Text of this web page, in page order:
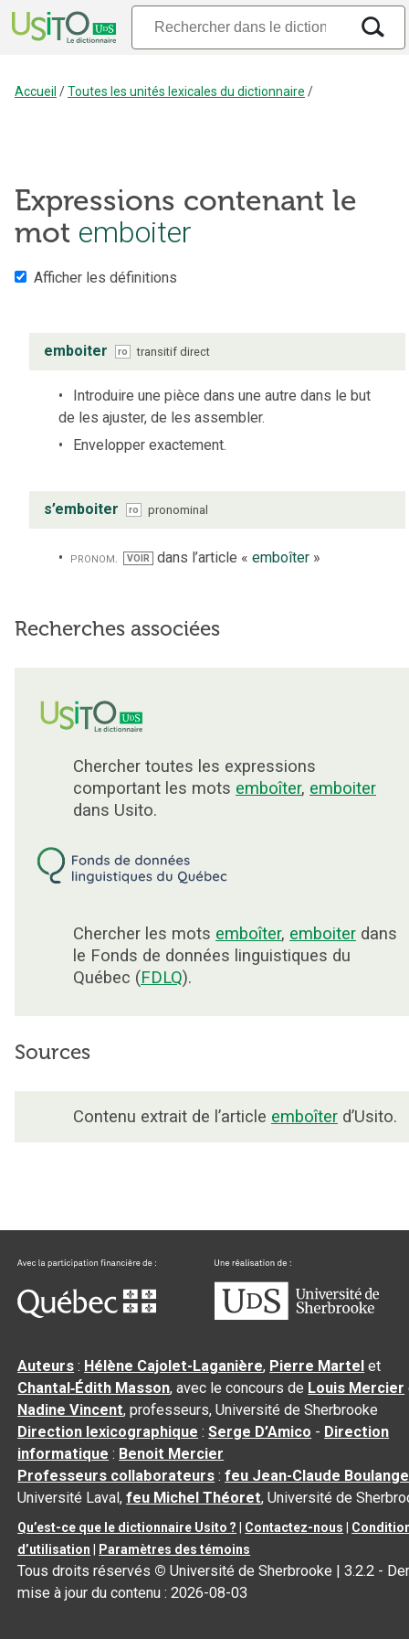
Accueil /Toutes les unités lexicales du dictionnaire /
Expressions contenant le
mot emboiter
Afficher les définitions
emboiter ro transitif direct
Introduire une pièce dans une autre dans le but
de les ajuster, de les assembler.
Envelopper exactement.
s’emboiter ro pronominal
pronom. VOIR dans l’article « emboîter»
Recherches associées
Chercher toutes les expressions
comportant les mots emboîter, emboiter
dans Usito.
Chercher les mots emboîter, emboiter dans
le Fonds de données linguistiques du
Québec (FDLQ).
Sources
Contenu extrait de l’article emboîter d’Usito.
Auteurs : Hélène Cajolet-Laganière, Pierre Martel et
Chantal‑Édith Masson, avec le concours de Louis Mercier
Nadine Vincent, professeurs, Université de Sherbrooke
Direction lexicographique :Serge D’Amico - Direction
informatique : Benoit Mercier
Professeurs collaborateurs :feu Jean-Claude
Université Laval,feu Michel Théoret, Université de
Qu’est-ce que le dictionnaire Usito ? Contactez-nous
d’utilisation
Paramètres des témoins
Tous droits réservés © Université de Sherbrooke |3.2.2 -
mise à jour du contenu :2026-08-03